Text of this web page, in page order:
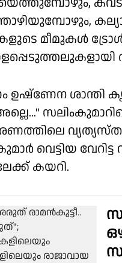
മീമുകൾ
ശാന്തി
വെട്ടിയ
കയറി.